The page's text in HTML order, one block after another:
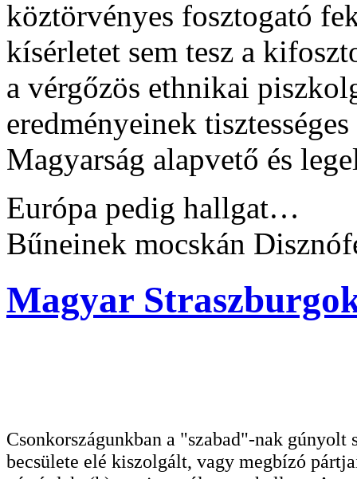
köztörvényes fosztogató
kísérletet sem tesz a
a vérgőzös ethnikai
eredményeinek
Magyarság alapvető és
Európa pedig hallgat…
Bűneinek mocskán
Magyar
Csonkországunkban a "szabad"-nak
becsülete elé kiszolgált, vagy megbízó